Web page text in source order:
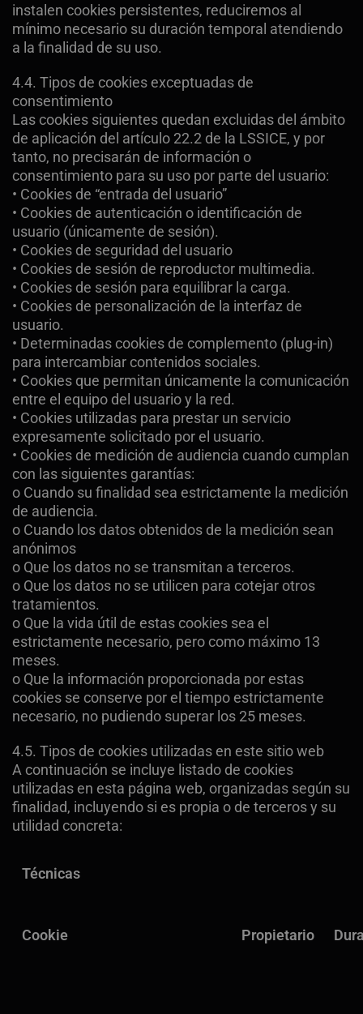
instalen cookies persistentes, reduciremos al
mínimo necesario su duración temporal atendiendo
a la finalidad de su uso.
4.4. Tipos de cookies exceptuadas de
consentimiento
Las cookies siguientes quedan excluidas del ámbito
de aplicación del artículo 22.2 de la LSSICE, y por
tanto, no precisarán de información o
consentimiento para su uso por parte del usuario:
• Cookies de “entrada del usuario”
• Cookies de autenticación o identificación de
usuario (únicamente de sesión).
• Cookies de seguridad del usuario
• Cookies de sesión de reproductor multimedia.
• Cookies de sesión para equilibrar la carga.
• Cookies de personalización de la interfaz de
usuario.
• Determinadas cookies de complemento (plug-in)
para intercambiar contenidos sociales.
• Cookies que permitan únicamente la comunicación
entre el equipo del usuario y la red.
• Cookies utilizadas para prestar un servicio
expresamente solicitado por el usuario.
• Cookies de medición de audiencia cuando cumplan
con las siguientes garantías:
o Cuando su finalidad sea estrictamente la medición
de audiencia.
o Cuando los datos obtenidos de la medición sean
anónimos
o Que los datos no se transmitan a terceros.
o Que los datos no se utilicen para cotejar otros
tratamientos.
o Que la vida útil de estas cookies sea el
estrictamente necesario, pero como máximo 13
meses.
o Que la información proporcionada por estas
cookies se conserve por el tiempo estrictamente
necesario, no pudiendo superar los 25 meses.
4.5. Tipos de cookies utilizadas en este sitio web
A continuación se incluye listado de cookies
utilizadas en esta página web, organizadas según su
finalidad, incluyendo si es propia o de terceros y su
utilidad concreta:
Técnicas
Cookie Propietario